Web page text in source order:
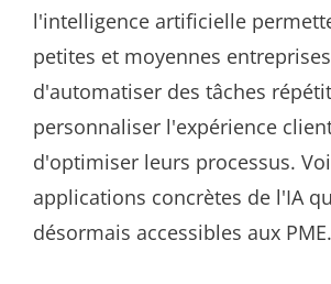
l'intelligence artificielle
petites et moyennes entreprises
d'automatiser des tâches
personnaliser l'expérience
d'optimiser leurs processus.
applications concrètes de l'IA
désormais accessibles aux PME.